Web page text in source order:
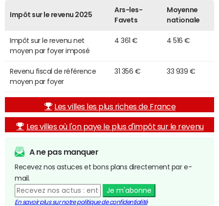
Impôt sur le revenu 2025
Ars-les-
Favets
Moyenne
nationale
Impôt sur le revenu net
moyen par foyer imposé
4 361 € 4 516 €
Revenu fiscal de référence
moyen par foyer
31 356 € 33 939 €
Les villes les plus riches de France
Les villes où l'on paye le plus d'impôt sur le revenu
A ne pas manquer
Recevez nos astuces et bons plans directement par e-
mail.
Je m'abonne
En savoir plus sur notre politique de confidentialité